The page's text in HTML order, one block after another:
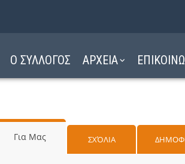
Ο ΣΥΛΛΟΓΟΣ ΑΡΧΕΙΑ
Για Μας ΣΧΌΛΙΑ